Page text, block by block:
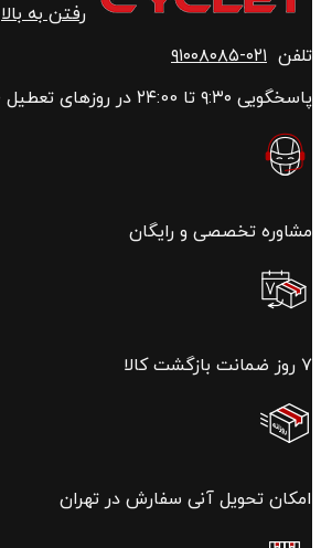
رفتن به بالا
تلفن ۰۲۱-۹۱۰۰۸۰۸۵
پاسخگویی ۹:۳۰ تا ۲۴:00 در روزهای تعطیل ۱۵:00 تا ۲۰:00
مشاوره تخصصی و رایگان
۷ روز ضمانت بازگشت کالا
امکان تحویل آنی سفارش در تهران